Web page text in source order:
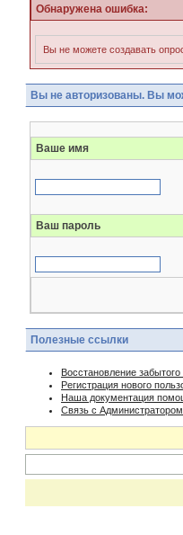
Обнаружена ошибка:
Вы не можете создавать
Вы не авторизованы. Вы
Ваше имя
Ваш пароль
Полезные ссылки
Восстановление
Регистрация нового
Наша документация
Связь с